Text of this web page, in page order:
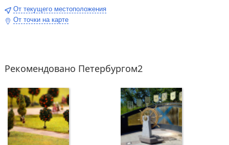
От текущего местоположения
От точки на карте
Рекомендовано Петербургом2